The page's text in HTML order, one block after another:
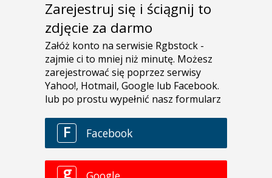
Zarejestruj się i ściągnij to
zdjęcie za darmo